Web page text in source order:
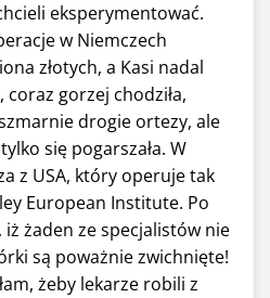
eksperymentować.
w Niemczech
złotych, a Kasi nadal
coraz gorzej chodziła,
drogie ortezy, ale
się pogarszała. W
z USA, który operuje tak
European Institute. Po
iż żaden ze specjalistów nie
są poważnie zwichnięte!
żeby lekarze robili z